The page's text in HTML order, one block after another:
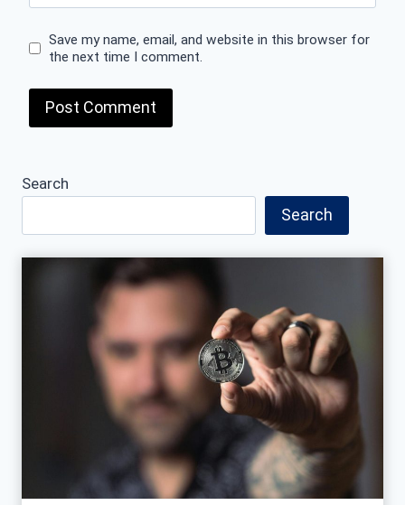
Save my name, email, and website in this browser for
the next time I comment.
Search
Search